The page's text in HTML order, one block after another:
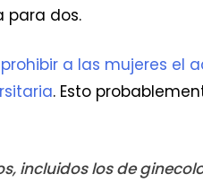
para dos.
prohibir a las mujeres el
. Esto
incluidos los de